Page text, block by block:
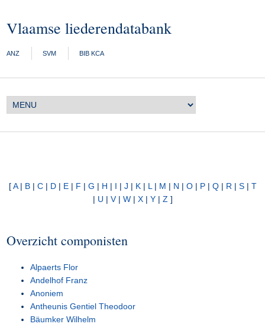
Vlaamse liederendatabank
ANZ SVM BIB KCA
[A| B| C| D| E| F | G | H | I | J | K| L | M | N | O| P| Q| R | S| T
| U | V| W| X| Y| Z ]
Overzicht componisten
Alpaerts Flor
Andelhof Franz
Anoniem
Antheunis Gentiel Theodoor
Bäumker Wilhelm